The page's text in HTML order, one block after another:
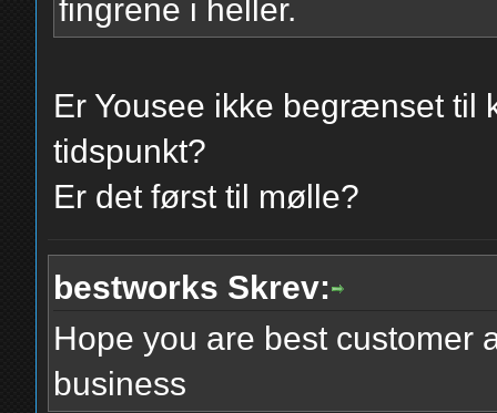
fingrene i heller.
Er Yousee ikke begrænset til
tidspunkt?
Er det først til mølle?
bestworks Skrev:
Hope you are best customer
business